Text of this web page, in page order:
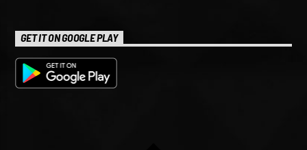
GET IT ON GOOGLE PLAY